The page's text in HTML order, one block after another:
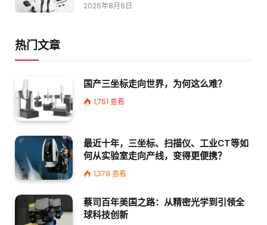
2026年8月6日
热门文章
国产三坐标走向世界，为何这么难？
1,751 查看
最近十年，三坐标、扫描仪、工业CT等如
何从实验室走向产线，变得更便携？
1,378 查看
蔡司百年美国之路：从精密光学到引领全
球科技创新